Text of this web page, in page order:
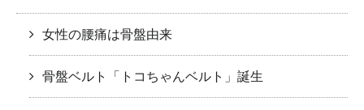
女性の腰痛は骨盤由来
骨盤ベルト「トコちゃんベルト」誕生